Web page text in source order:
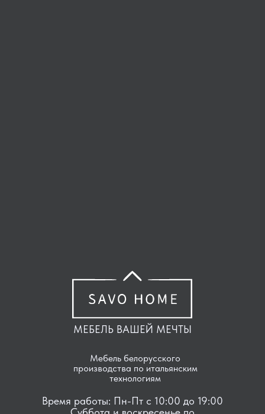
Время работы: Пн-Пт с 10:00 до 19:00
Мебель белорусского
производства по итальянским
технологиям
МЕБЕЛЬ ВАШЕЙ МЕЧТЫ